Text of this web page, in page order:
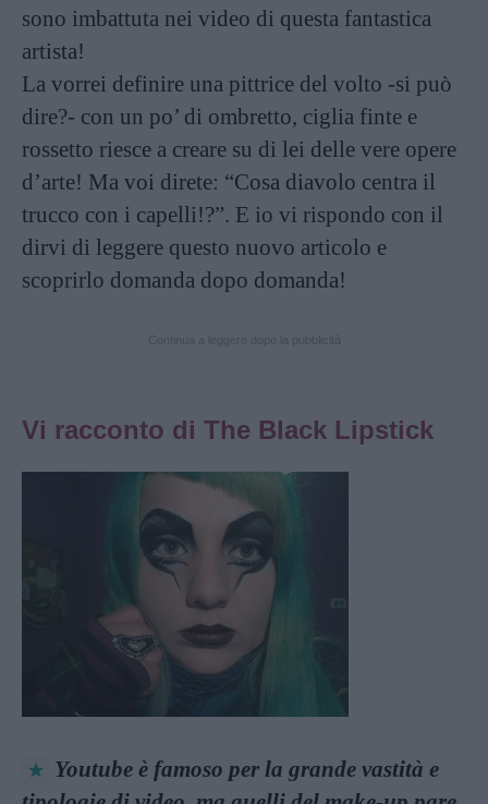
sono imbattuta nei video di questa fantastica
artista!
La vorrei definire una pittrice del volto -si può
dire?- con un po’ di ombretto, ciglia finte e
rossetto riesce a creare su di lei delle vere opere
d’arte! Ma voi direte: “Cosa diavolo centra il
trucco con i capelli!?”. E io vi rispondo con il
dirvi di leggere questo nuovo articolo e
scoprirlo domanda dopo domanda!
Vi racconto di The Black Lipstick
Youtube è famoso per la grande vastità e